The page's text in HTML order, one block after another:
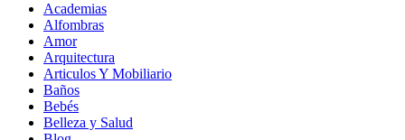
Academias
Alfombras
Amor
Arquitectura
Articulos Y Mobiliario
Baños
Bebés
Belleza y Salud